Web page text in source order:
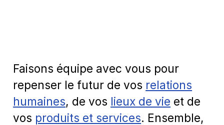
Faisons équipe avec vous pour
repenser le futur de vos relations
humaines, de vos lieux de vie et de
vos produits et services. Ensemble,